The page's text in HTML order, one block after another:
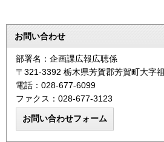
お問い合わせ
部署名：企画課広報広聴係
〒321-3392 栃木県芳賀郡芳賀町大字
電話：028-677-6099
ファクス：028-677-3123